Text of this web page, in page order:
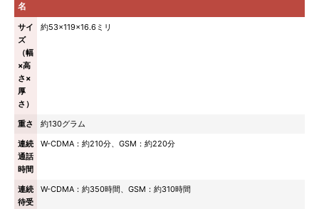
名
サイ
ズ
（幅
×高
さ×
厚
さ）
約53×119×16.6ミリ
重さ
約130グラム
連続
通話
時間
W-CDMA：約210分、GSM：約220分
連続
待受
W-CDMA：約350時間、GSM：約310時間